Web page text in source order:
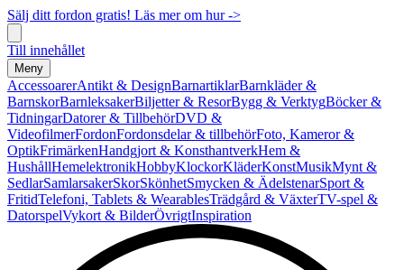
Sälj ditt fordon gratis! Läs mer om hur ->
Till innehållet
Meny
AccessoarerAntikt & DesignBarnartiklarBarnkläder &
BarnskorBarnleksakerBiljetter & ResorBygg & VerktygBöcker &
TidningarDatorer & TillbehörDVD &
VideofilmerFordonFordonsdelar & tillbehörFoto, Kameror &
OptikFrimärkenHandgjort & KonsthantverkHem &
HushållHemelektronikHobbyKlockorKläderKonstMusikMynt &
SedlarSamlarsakerSkorSkönhetSmycken & ÄdelstenarSport &
FritidTelefoni, Tablets & WearablesTrädgård & VäxterTV-spel &
DatorspelVykort & BilderÖvrigtInspiration